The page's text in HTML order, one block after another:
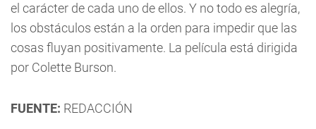
el carácter de cada uno de ellos. Y no todo es alegría,
los obstáculos están a la orden para impedir que las
cosas fluyan positivamente. La película está dirigida
por Colette Burson.
FUENTE: REDACCIÓN